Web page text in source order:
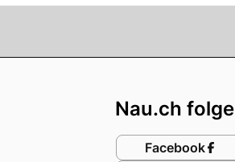
Nau.ch
Facebook